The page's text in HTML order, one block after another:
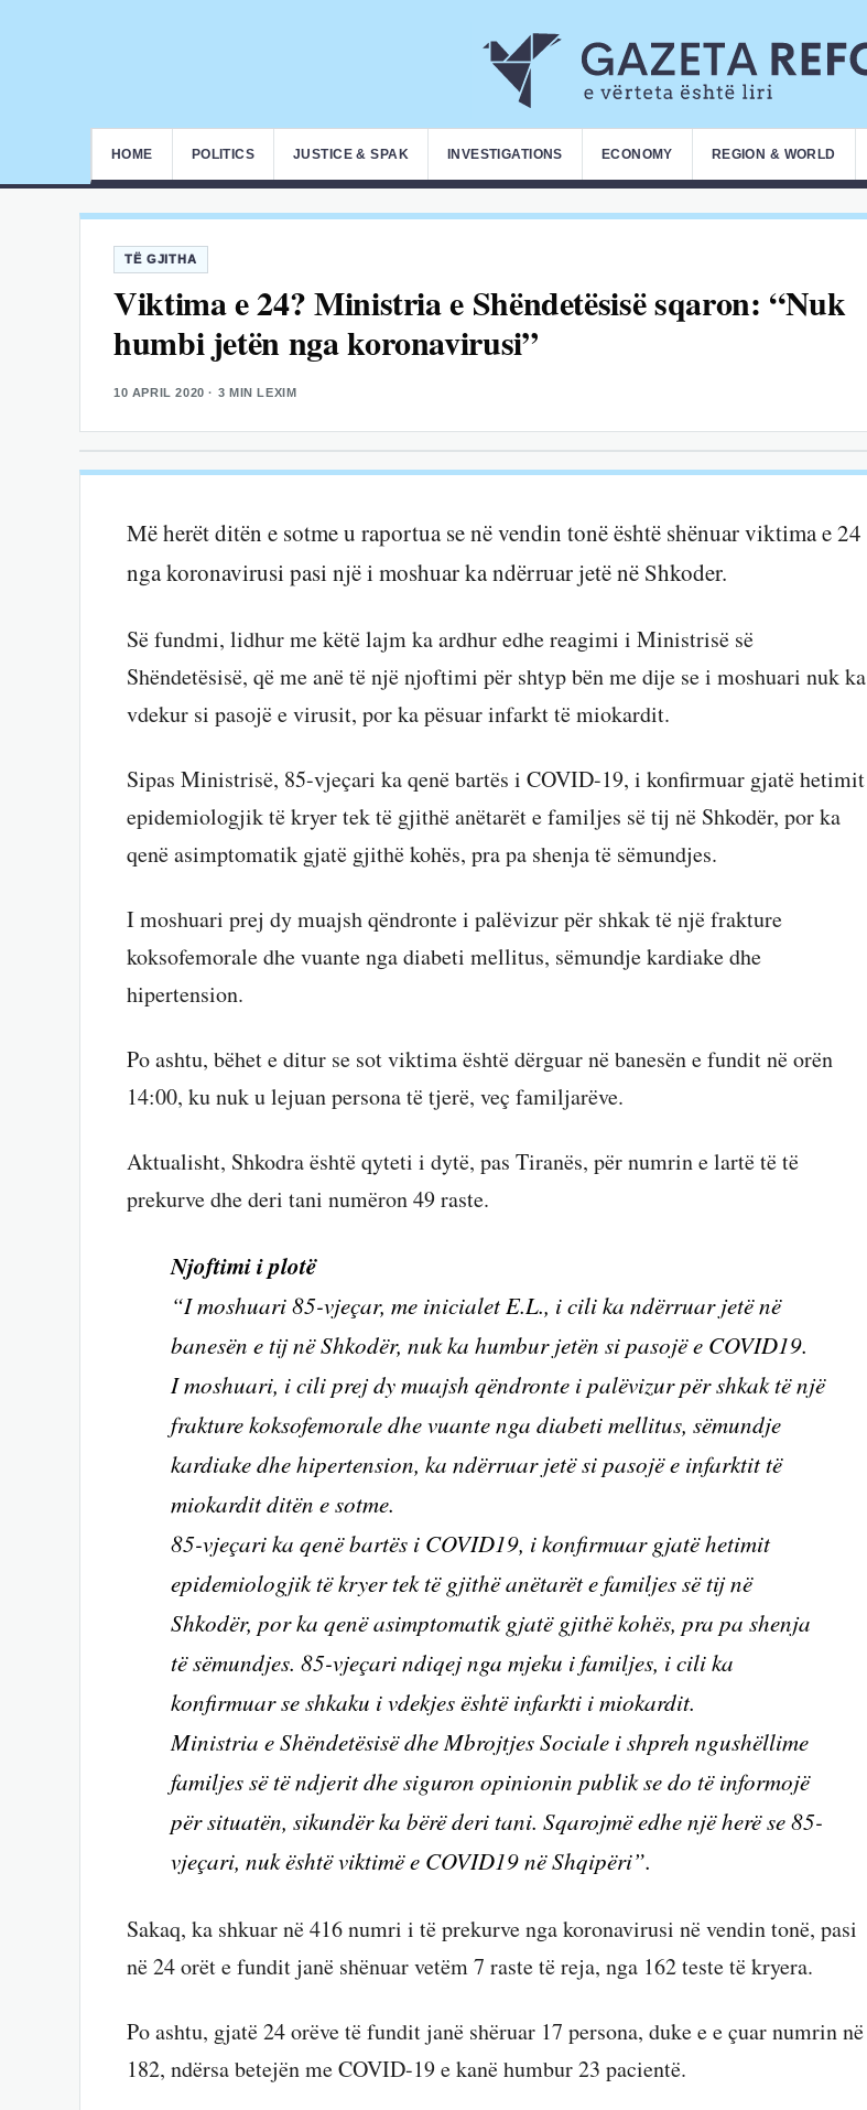
HOME POLITICS JUSTICE & SPAK INVESTIGATIONS ECONOMY REGION & WORLD
TË GJITHA
Viktima e 24? Ministria e Shëndetësisë sqaron: “Nuk
humbi jetën nga koronavirusi”
10 APRIL 2020 · 3 MIN LEXIM
Më herët ditën e sotme u raportua se në vendin tonë është shënuar viktima e 24
nga koronavirusi pasi një i moshuar ka ndërruar jetë në Shkoder.
Së fundmi, lidhur me këtë lajm ka ardhur edhe reagimi i Ministrisë së
Shëndetësisë, që me anë të një njoftimi për shtyp bën me dije se i moshuari nuk ka
vdekur si pasojë e virusit, por ka pësuar infarkt të miokardit.
Sipas Ministrisë, 85-vjeçari ka qenë bartës i COVID-19, i konfirmuar gjatë hetimit
epidemiologjik të kryer tek të gjithë anëtarët e familjes së tij në Shkodër, por ka
qenë asimptomatik gjatë gjithë kohës, pra pa shenja të sëmundjes.
I moshuari prej dy muajsh qëndronte i palëvizur për shkak të një frakture
koksofemorale dhe vuante nga diabeti mellitus, sëmundje kardiake dhe
hipertension.
Po ashtu, bëhet e ditur se sot viktima është dërguar në banesën e fundit në orën
14:00, ku nuk u lejuan persona të tjerë, veç familjarëve.
Aktualisht, Shkodra është qyteti i dytë, pas Tiranës, për numrin e lartë të të
prekurve dhe deri tani numëron 49 raste.
Njoftimi i plotë
“I moshuari 85-vjeçar, me inicialet E.L., i cili ka ndërruar jetë në
banesën e tij në Shkodër, nuk ka humbur jetën si pasojë e COVID19.
I moshuari, i cili prej dy muajsh qëndronte i palëvizur për shkak të një
frakture koksofemorale dhe vuante nga diabeti mellitus, sëmundje
kardiake dhe hipertension, ka ndërruar jetë si pasojë e infarktit të
miokardit ditën e sotme.
85-vjeçari ka qenë bartës i COVID19, i konfirmuar gjatë hetimit
epidemiologjik të kryer tek të gjithë anëtarët e familjes së tij në
Shkodër, por ka qenë asimptomatik gjatë gjithë kohës, pra pa shenja
të sëmundjes. 85-vjeçari ndiqej nga mjeku i familjes, i cili ka
konfirmuar se shkaku i vdekjes është infarkti i miokardit.
Ministria e Shëndetësisë dhe Mbrojtjes Sociale i shpreh ngushëllime
familjes së të ndjerit dhe siguron opinionin publik se do të informojë
për situatën, sikundër ka bërë deri tani. Sqarojmë edhe një herë se 85-
vjeçari, nuk është viktimë e COVID19 në Shqipëri”.
Sakaq, ka shkuar në 416 numri i të prekurve nga koronavirusi në vendin tonë, pasi
në 24 orët e fundit janë shënuar vetëm 7 raste të reja, nga 162 teste të kryera.
Po ashtu, gjatë 24 orëve të fundit janë shëruar 17 persona, duke e e çuar numrin në
182, ndërsa betejën me COVID-19 e kanë humbur 23 pacientë.